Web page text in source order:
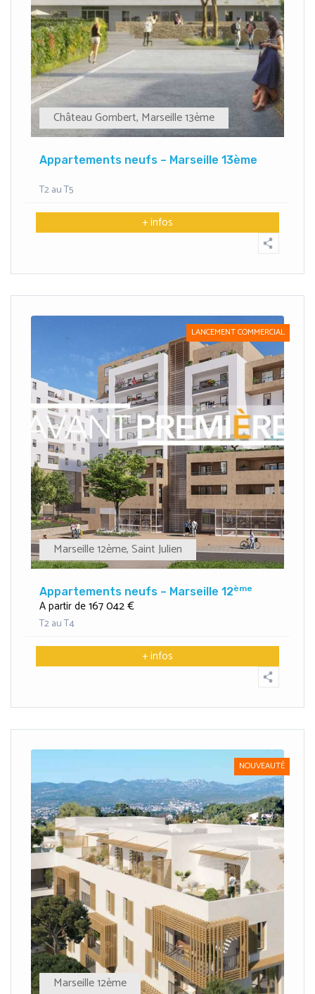
Château Gombert, Marseille 13ème
Appartements neufs – Marseille 13ème
T2 au T5
+ infos
LANCEMENT COMMERCIAL
Marseille 12ème,Saint Julien
Appartements neufs – Marseille 12ème
A partir de167 042 €
T2 au T4
+ infos
NOUVEAUTÉ
Marseille 12ème